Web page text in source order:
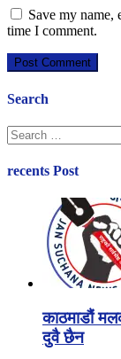
Save my name,
time I comment.
Search
Search
for:
recents Post
काठमाडौं
दुवै छैन